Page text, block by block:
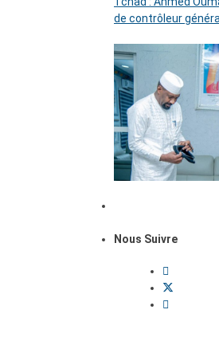
de contrôleur
Nous Suivre